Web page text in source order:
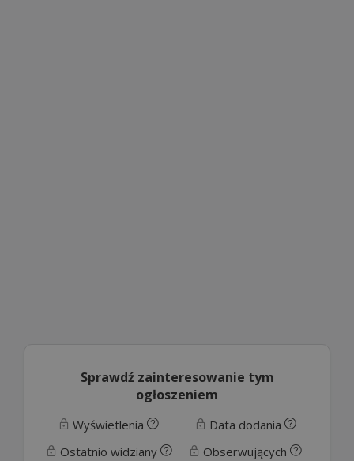
Sprawdź zainteresowanie tym
ogłoszeniem
Wyświetlenia
Data dodania
Ostatnio widziany
Obserwujących